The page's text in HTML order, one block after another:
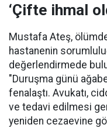
‘Çifte ihmal
Mustafa Ateş,
hastanenin
değerlendirmede
"Duruşma günü
fenalaştı. Avukatı,
ve tedavi edilmesi
yeniden cezaevine